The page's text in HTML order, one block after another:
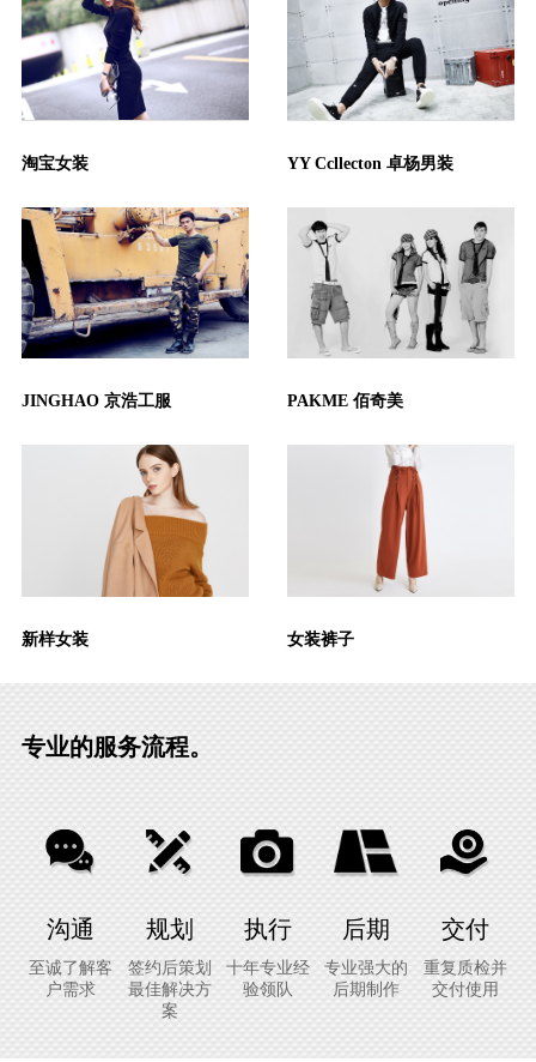
淘宝女装 YY Ccllecton 卓杨男装
JINGHAO 京浩工服 PAKME 佰奇美
新样女装 女装裤子
专业的服务流程。
沟通
至诚了解客
户需求
规划
签约后策划
最佳解决方
案
执行
十年专业经
验领队
后期
专业强大的
后期制作
交付
重复质检并
交付使用